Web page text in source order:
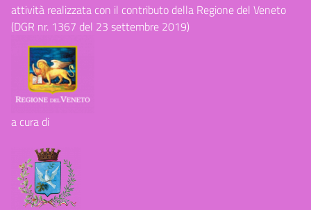
attività realizzata con il contributo della Regione del Veneto
(DGR nr. 1367 del 23 settembre 2019)
a cura di